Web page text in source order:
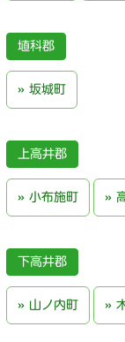
埴科郡
坂城町
上高井郡
小布施町
下高井郡
山ノ内町